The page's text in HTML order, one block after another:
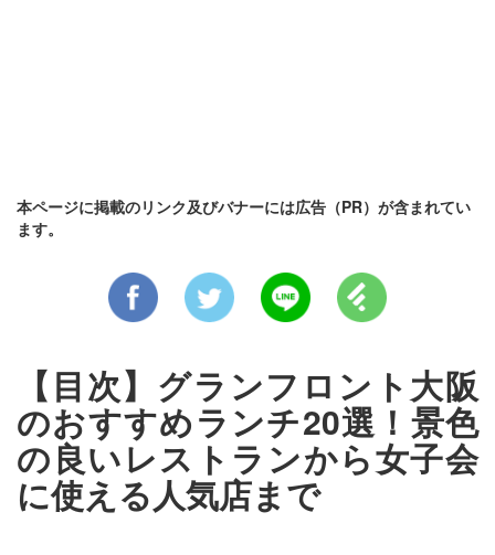
本ページに掲載のリンク及びバナーには広告（PR）が含まれてい
ます。
【目次】グランフロント大阪
のおすすめランチ20選！景色
の良いレストランから女子会
に使える人気店まで